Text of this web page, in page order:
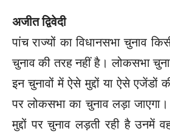
अजीत द्विवेदी
पांच राज्यों का विधानसभा चुनाव
चुनाव की तरह नहीं है। लोकसभा
इन चुनावों में ऐसे मुद्दों या ऐसे एजेंडों
पर लोकसभा का चुनाव लड़ा
मुद्दों पर चुनाव लड़ती रही है उनमें